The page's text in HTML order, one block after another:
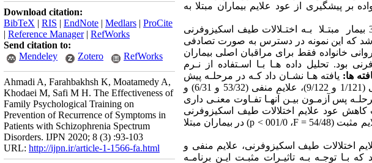
بر پیشگیری از عود علایم بیماران مبتلا به
طـرح پژوهـش حاضـر بـه صـورت نیمـه آزمایشـی بود که با مشارکت 30 بیمار مبتـلا بـه اختـلالات طیف اسکیزوفرنی
درمانی روانپزشکی رازی تهران در بهار سال 1398 انجام شد که این نمونه در دسترس به صورت تصادفی
روانی خانواده فقط برای مراقبان اصلی بیماران
بود. تحلیل داده هـا بـا اسـتفاده از نـرم
ها: یافته هـا نشـان داد کـه در مرحلـه پیش
آزمـون بیـن گروه هـای آزمایـش و کنتـرل از نظـر علایم اختلالات طیف اسکیزوفرنی (1/121 و 9/122)، علایم منفی (53/32 و 6/31) و
پس آزمـون بیـن آنهـا تفـاوت معنـی داری
کاهش عود علایم اختلالات طیف اسکیزوفرنی
(54/48 =
F، 001/0 > p) در بیماران مبتلا
اختلالات طیف اسکیزوفرنی، علایم منفی و
که بـا توجـه بـه تاثیـرات مثبـت ایـن برنامـه
Download citation:
BibTeX | RIS | EndNote | Medlars | ProCite
| Reference Manager| RefWorks
Send citation to:
Mendeley
Zotero RefWorks
Ahmadi A, Farahbakhsh K, Moatamedy A,
Khodaei M, Safi M H. The Effectiveness of
Family Psychological Training on
Prevention of Recurrence of Symptoms in
Patients with Schizophrenia Spectrum
Disorders. IJPN 2020; 8 (3) :93-103
URL: http://ijpn.ir/article-1-1566-fa.html